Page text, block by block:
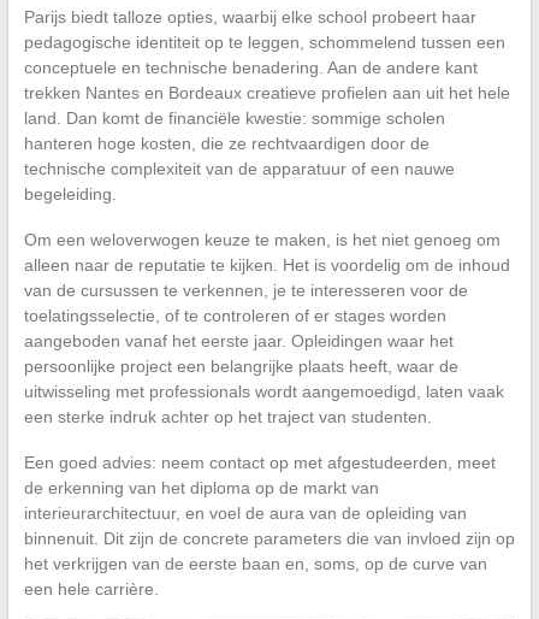
Parijs biedt talloze opties, waarbij elke school probeert haar
pedagogische identiteit op te leggen, schommelend tussen een
conceptuele en technische benadering. Aan de andere kant
trekken Nantes en Bordeaux creatieve profielen aan uit het hele
land. Dan komt de financiële kwestie: sommige scholen
hanteren hoge kosten, die ze rechtvaardigen door de
technische complexiteit van de apparatuur of een nauwe
begeleiding.
Om een weloverwogen keuze te maken, is het niet genoeg om
alleen naar de reputatie te kijken. Het is voordelig om de inhoud
van de cursussen te verkennen, je te interesseren voor de
toelatingsselectie, of te controleren of er stages worden
aangeboden vanaf het eerste jaar. Opleidingen waar het
persoonlijke project een belangrijke plaats heeft, waar de
uitwisseling met professionals wordt aangemoedigd, laten vaak
een sterke indruk achter op het traject van studenten.
Een goed advies: neem contact op met afgestudeerden, meet
de erkenning van het diploma op de markt van
interieurarchitectuur, en voel de aura van de opleiding van
binnenuit. Dit zijn de concrete parameters die van invloed zijn op
het verkrijgen van de eerste baan en, soms, op de curve van
een hele carrière.